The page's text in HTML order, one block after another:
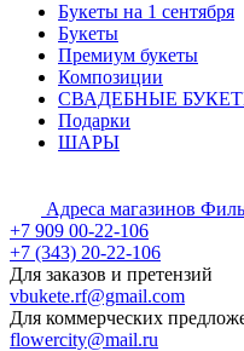
Букеты на 1 сентября
Букеты
Премиум букеты
Композиции
СВАДЕБНЫЕ
Подарки
ШАРЫ
Адреса магазинов
+7 909 00-22-106
+7 (343) 20-22-106
Для заказов и претензий
vbukete.rf@gmail.com
Для коммерческих
flowercity@mail.ru